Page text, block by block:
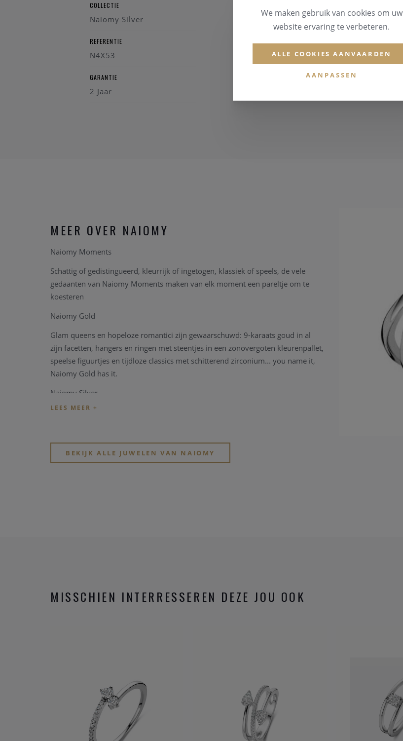
COLLECTIE
Naiomy Silver
REFERENTIE
N4X53
GARANTIE
2 Jaar
MEER OVER NAIOMY
Naiomy Moments
Schattig of gedistingueerd, kleurrijk of ingetogen, klassiek of speels, de vele
gedaanten van Naiomy Moments maken van elk moment een pareltje om te
koesteren
Naiomy Gold
Glam queens en hopeloze romantici zijn gewaarschuwd: 9-karaats goud in al
zijn facetten, hangers en ringen met steentjes in een zonovergoten kleurenpallet,
speelse figuurtjes en tijdloze classics met schitterend zirconium... you name it,
Naiomy Gold has it.
Naiomy Silver
Als jong Belgisch merk verenigt Naiomy zilver hoofdzakelijk met zirconium en
Naiomy Princess
De collectie bestaat uit een gamma zilver en een reeks in goud. Kleine prinsesjes
BEKIJK ALLE JUWELEN VAN NAIOMY
MISSCHIEN INTERRESSEREN DEZE JOU OOK
We maken gebruik van cookies om uw
website ervaring te verbeteren.
ALLE COOKIES AANVAARDEN
AANPASSEN